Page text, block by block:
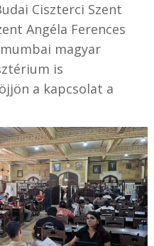
Ciszterci Szent
Angéla Ferences
magyar
is
a kapcsolat a